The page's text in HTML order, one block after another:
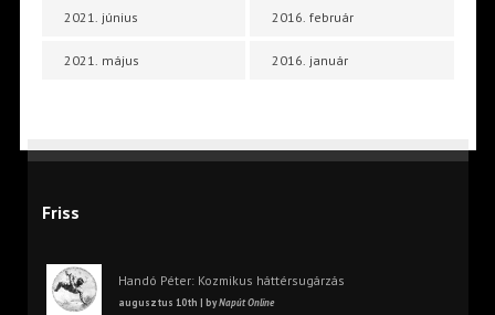
2021. június
2021. május
2016. február
2016. január
Friss
Handó Péter: Kozmikus háttérsugárzás
augusztus 10th | byNapút Online